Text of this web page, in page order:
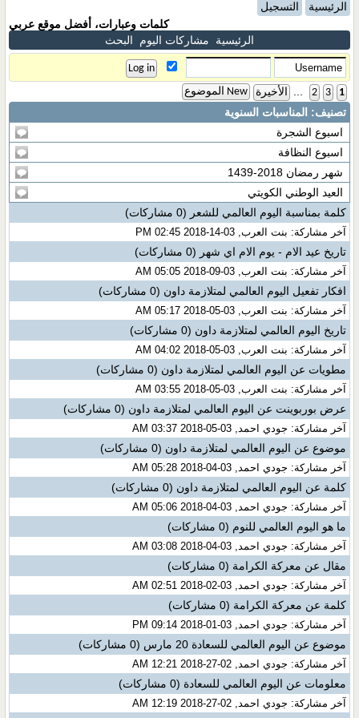
الرئيسية
التسجيل
كلمات وعبارات، أفضل موقع عربي
الرئيسية
مشاركات اليوم البحث
1
2 3 الأخيرة New الموضوع
تصنيف: المناسبات السنوية
اسبوع الشجرة
اسبوع النظافة
شهر رمضان 2018-1439
العيد الوطني الكويتي
كلمة بمناسبة اليوم العالمي للشعر (0 مشاركات)
آخر مشاركة: بنت العرب, 03-14-2018 02:45 PM
تاريخ عيد الام - يوم الام اي شهر (0 مشاركات)
آخر مشاركة: بنت العرب, 03-09-2018 05:05 AM
افكار تفعيل اليوم العالمي لمتلازمة داون (0 مشاركات)
آخر مشاركة: بنت العرب, 03-05-2018 05:17 AM
تاريخ اليوم العالمي لمتلازمة داون (0 مشاركات)
آخر مشاركة: بنت العرب, 03-05-2018 04:02 AM
مطويات عن اليوم العالمي لمتلازمة داون (0 مشاركات)
آخر مشاركة: بنت العرب, 03-05-2018 03:55 AM
عرض بوربوينت عن اليوم العالمي لمتلازمة داون (0 مشاركات)
آخر مشاركة: جودي احمد, 03-05-2018 03:37 AM
موضوع عن اليوم العالمي لمتلازمة داون (0 مشاركات)
آخر مشاركة: جودي احمد, 03-04-2018 05:28 AM
كلمة عن اليوم العالمي لمتلازمة داون (0 مشاركات)
آخر مشاركة: جودي احمد, 03-04-2018 05:06 AM
ما هو اليوم العالمي للنوم (0 مشاركات)
آخر مشاركة: جودي احمد, 03-04-2018 03:08 AM
مقال عن معركة الكرامة (0 مشاركات)
آخر مشاركة: جودي احمد, 03-02-2018 02:51 AM
كلمة عن معركة الكرامة (0 مشاركات)
آخر مشاركة: جودي احمد, 03-01-2018 09:14 PM
موضوع عن اليوم العالمي للسعادة 20 مارس (0 مشاركات)
آخر مشاركة: جودي احمد, 02-27-2018 12:21 AM
معلومات عن اليوم العالمي للسعادة (0 مشاركات)
آخر مشاركة: جودي احمد, 02-27-2018 12:19 AM